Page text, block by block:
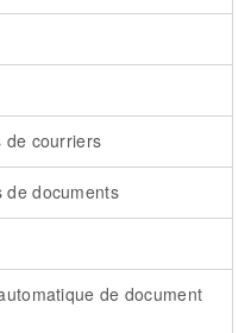
de courriers
documents
de document